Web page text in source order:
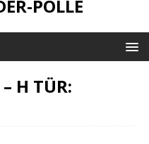
POLLE
H TÜR: